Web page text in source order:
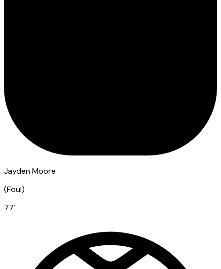
Jayden Moore
(Foul)
77`